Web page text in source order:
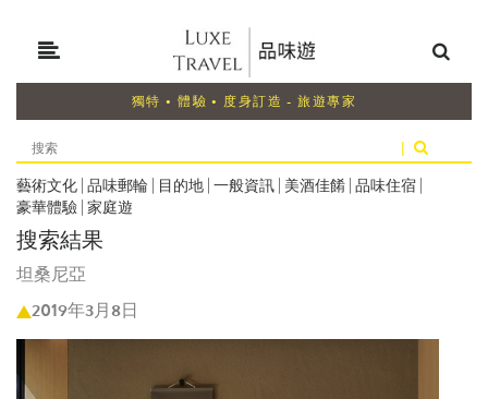
獨特 • 體驗 • 度身訂造 - 旅遊專家
|
藝術文化 | 品味郵輪 | 目的地 | 一般資訊 | 美酒佳餚 | 品味住宿 |
豪華體驗 | 家庭遊
搜索結果
坦桑尼亞
2019年3月8日